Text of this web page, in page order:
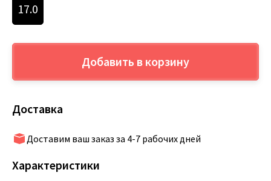
17.0
Добавить в корзину
Доставка
Доставим ваш заказ за 4-7 рабочих дней
Характеристики